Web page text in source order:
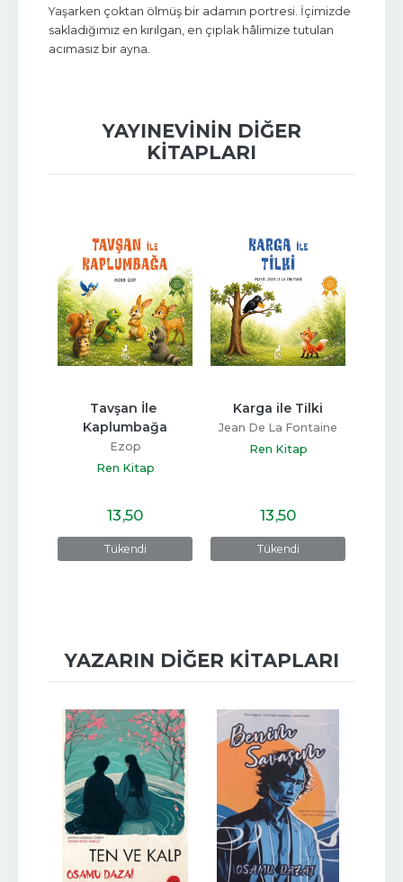
Yaşarken çoktan ölmüş bir adamın portresi. İçimizde
sakladığımız en kırılgan, en çıplak hâlimize tutulan
acımasız bir ayna.
YAYINEVININ DIĞER
KITAPLARI
Tükendi
Tavşan İle
Kaplumbağa
Ezop
Ren Kitap
13,50
Tükendi
Karga ile Tilki
Jean De La Fontaine
Ren Kitap
13,50
YAZARIN DIĞER KITAPLARI